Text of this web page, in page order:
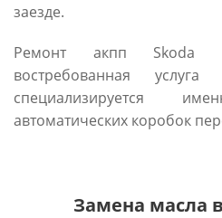
заезде.
Ремонт акпп Skoda
востребованная
специализируется
автоматических коробок
Замена масла